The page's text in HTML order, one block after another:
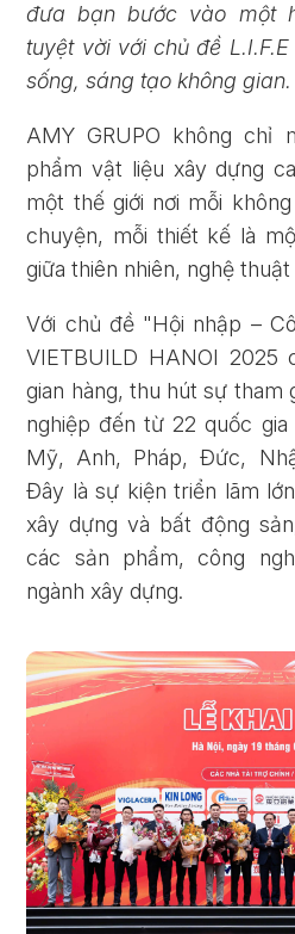
đưa bạn bước vào một
tuyệt vời với chủ đề
sống, sáng tạo không gian.
AMY GRUPO không chỉ
phẩm vật liệu xây dựng
một thế giới nơi mỗi
chuyện, mỗi thiết kế là
giữa thiên nhiên, nghệ
Với chủ đề "Hội nhập –
VIETBUILD HANOI 2025
gian hàng, thu hút sự tham
nghiệp đến từ 22 quốc
Mỹ, Anh, Pháp, Đức,
Đây là sự kiện triển lãm
xây dựng và bất động
các sản phẩm, công
ngành xây dựng.